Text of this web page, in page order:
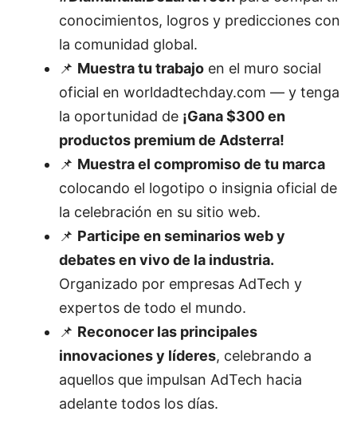
conocimientos, logros y predicciones con
la comunidad global.
📌 Muestra tu trabajo en el muro social
oficial en worldadtechday.com — y tenga
la oportunidad de ¡Gana $300 en
productos premium de Adsterra!
📌 Muestra el compromiso de tu marca
colocando el logotipo o insignia oficial de
la celebración en su sitio web.
📌 Participe en seminarios web y
debates en vivo de la industria.
Organizado por empresas AdTech y
expertos de todo el mundo.
📌 Reconocer las principales
innovaciones y líderes, celebrando a
aquellos que impulsan AdTech hacia
adelante todos los días.